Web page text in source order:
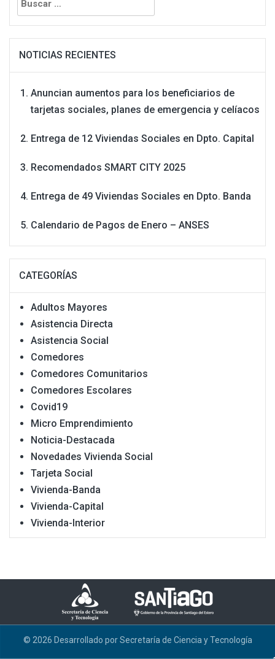
NOTICIAS RECIENTES
Anuncian aumentos para los beneficiarios de
tarjetas sociales, planes de emergencia y celíacos
Entrega de 12 Viviendas Sociales en Dpto. Capital
Recomendados SMART CITY 2025
Entrega de 49 Viviendas Sociales en Dpto. Banda
Calendario de Pagos de Enero – ANSES
CATEGORÍAS
Adultos Mayores
Asistencia Directa
Asistencia Social
Comedores
Comedores Comunitarios
Comedores Escolares
Covid19
Micro Emprendimiento
Noticia-Destacada
Novedades Vivienda Social
Tarjeta Social
Vivienda-Banda
Vivienda-Capital
Vivienda-Interior
© 2026 Desarrollado por Secretaría de Ciencia y Tecnología